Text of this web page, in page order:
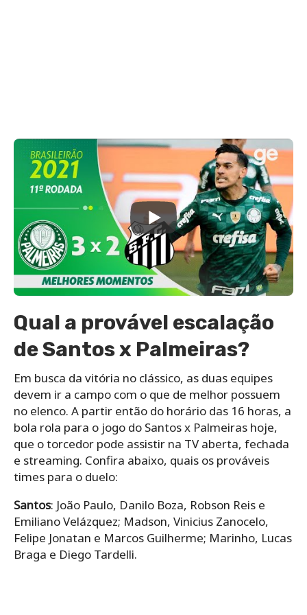
Qual a provável escalação
de Santos x Palmeiras?
Em busca da vitória no clássico, as duas equipes
devem ir a campo com o que de melhor possuem
no elenco. A partir então do horário das 16 horas, a
bola rola para o jogo do Santos x Palmeiras hoje,
que o torcedor pode assistir na TV aberta, fechada
e streaming. Confira abaixo, quais os prováveis
times para o duelo:
Santos: João Paulo, Danilo Boza, Robson Reis e
Emiliano Velázquez; Madson, Vinicius Zanocelo,
Felipe Jonatan e Marcos Guilherme; Marinho, Lucas
Braga e Diego Tardelli.